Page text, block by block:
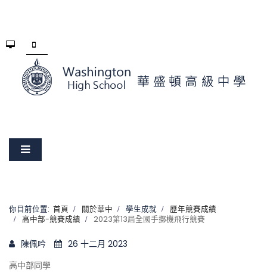
你目前位置: 首頁 關於華中 學生成就
歷年競賽成績
高中部-競賽成績
2023第13屆全國手擲機飛行競賽
陳佩吟
26 十二月 2023
高中部同學